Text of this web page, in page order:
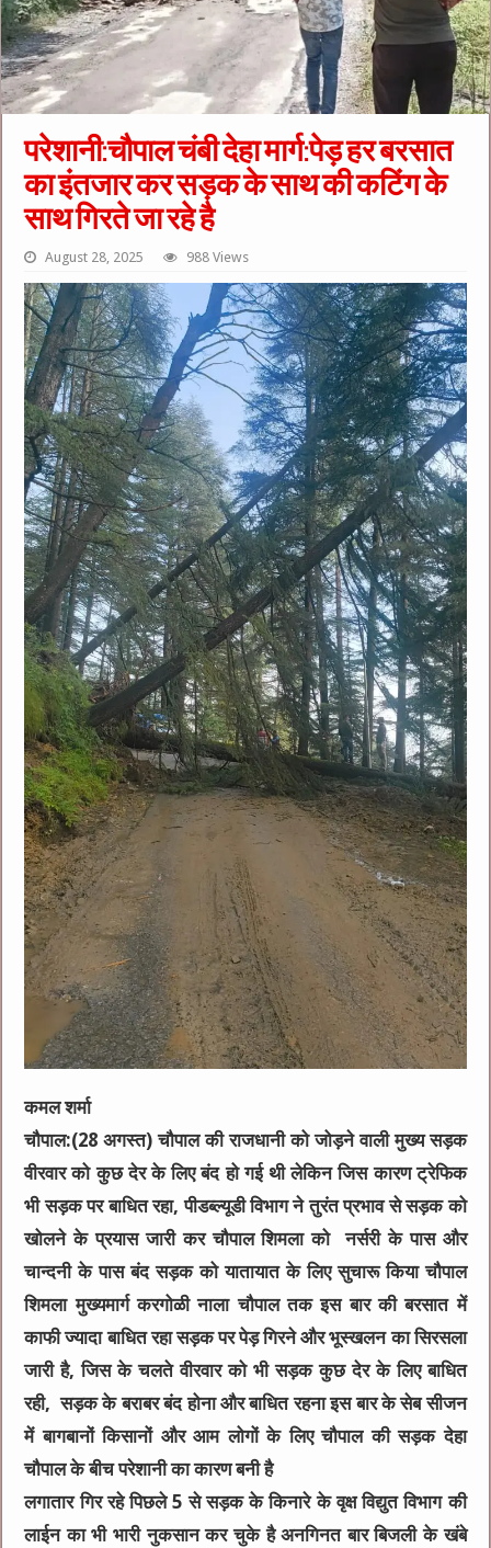
परेशानी:चौपाल चंबी देहा मार्ग:पेड़ हर बरसात
का इंतजार कर सड़क के साथ की कटिंग के
साथ गिरते जा रहे है
August 28, 2025 988 Views
कमल शर्मा
चौपाल:(28 अगस्त) चौपाल की राजधानी को जोड़ने वाली मुख्य सड़क
वीरवार को कुछ देर के लिए बंद हो गई थी लेकिन जिस कारण ट्रेफिक
भी सड़क पर बाधित रहा, पीडब्ल्यूडी विभाग ने तुरंत प्रभाव से सड़क को
खोलने के प्रयास जारी कर चौपाल शिमला को नर्सरी के पास और
चान्दनी के पास बंद सड़क को यातायात के लिए सुचारू किया चौपाल
शिमला मुख्यमार्ग करगोळी नाला चौपाल तक इस बार की बरसात में
काफी ज्यादा बाधित रहा सड़क पर पेड़ गिरने और भूस्खलन का सिरसला
जारी है, जिस के चलते वीरवार को भी सड़क कुछ देर के लिए बाधित
रही, सड़क के बराबर बंद होना और बाधित रहना इस बार के सेब सीजन
में बागबानों किसानों और आम लोगों के लिए चौपाल की सड़क देहा
चौपाल के बीच परेशानी का कारण बनी है
लगातार गिर रहे पिछले 5 से सड़क के किनारे के वृक्ष विद्युत विभाग की
लाईन का भी भारी नुकसान कर चुके है अनगिनत बार बिजली के खंबे